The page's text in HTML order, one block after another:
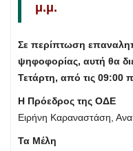
μ.μ.
Σε περίπτωση
ψηφοφορίας, αυτή θα
Τετάρτη, από τις 09:00
Η Πρόεδρος της ΟΔΕ
Ειρήνη Καραναστάση,
Τα Μέλη